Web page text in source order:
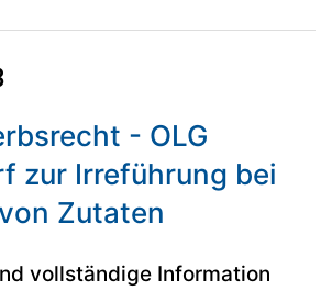
- OLG
zur Irreführung bei
Zutaten
vollständige Information